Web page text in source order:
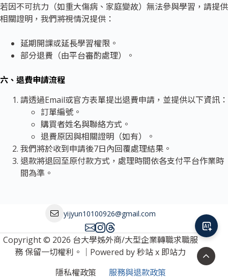
若因不可抗力（如重大傷病、家庭變故）無法參與學習，請提供
相關證明，我們將視情況提供：
延期開課或延長學習權限。
部分退費（由平台審酌處理）。
六、退費申請流程
請透過Email或官方表單提出退費申請，並提供以下資訊：
訂單編號。
購買者姓名與聯絡方式。
退費原因與相關證明（如有）。
我們將於收到申請後7日內回覆處理結果。
退款將退回至原付款方式，處理時間依各支付平台作業時
間為準。
yijyun10100926@gmail.com
Copyright © 2026 台大學姊外商/大型企業轉職求職服
務 保留一切權利。｜Powered by秒站x 即站力
隱私權政策
服務與退款政策